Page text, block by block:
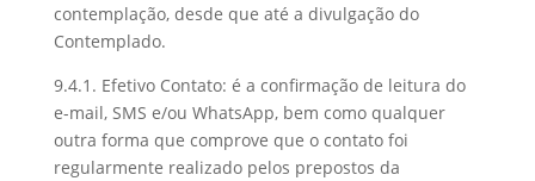
contemplação, desde que até a divulgação do
Contemplado.
9.4.1. Efetivo Contato: é a confirmação de leitura do
e-mail, SMS e/ou WhatsApp, bem como qualquer
outra forma que comprove que o contato foi
regularmente realizado pelos prepostos da